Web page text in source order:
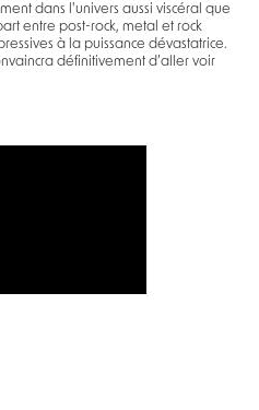
dans l'univers aussi viscéral que
entre post-rock, metal et rock
à la puissance dévastatrice.
définitivement d’aller voir